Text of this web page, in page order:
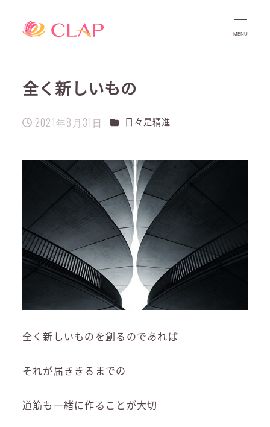
MENU
全く新しいもの
投稿日
2021年8月31日 カテゴリー
日々是精進
全く新しいものを創るのであれば
それが届ききるまでの
道筋も一緒に作ることが大切